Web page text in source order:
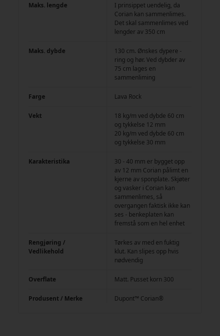
Maks. lengde
I prinsippet uendelig, da
Corian kan sammenlimes.
Det skal sammenlimes ved
lengder av 350 cm
Maks. dybde
130 cm. Ønskes dypere -
ring og hør. Ved dybder av
75 cm lages en
sammenliming
Farge Lava Rock
Vekt
18 kg/m ved dybde 60 cm
og tykkelse 12 mm
20 kg/m ved dybde 60 cm
og tykkelse 30 mm
Karakteristika
30 - 40 mm er bygget opp
av 12 mm Corian pålimt en
kjerne av sponplate. Skjøter
og vasker i Corian kan
sammenlimes, så
overgangen faktisk ikke kan
ses - benkeplaten kan
fremstå som en hel enhet
Rengjøring /
Vedlikehold
Tørkes av med en fuktig
klut. Kan slipes opp hvis
nødvendig
Overflate Matt. Pusset korn 300
Produsent / Merke Dupont™ Corian®